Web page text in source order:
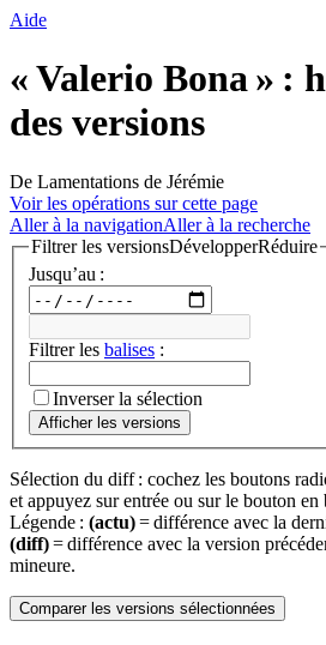
Aide
« Valerio Bona » :
des versions
De Lamentations de Jérémie
Voir les opérations sur cette page
Aller à la navigationAller à la recherche
Filtrer les versionsDévelopperRéduire
Jusqu’au :
Filtrer les balises :
Inverser la sélection
Afficher les versions
Sélection du diff : cochez les boutons
et appuyez sur entrée ou sur le bouton en
Légende : (actu)= différence avec la
(diff)= différence avec la version
mineure.